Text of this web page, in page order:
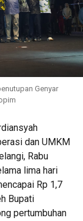
Genyar
dan UMKM
Rabu
lima hari
Rp 1,7
Bupati
pertumbuhan